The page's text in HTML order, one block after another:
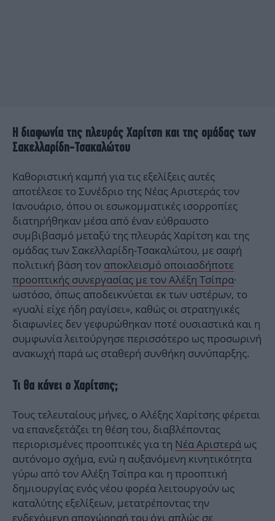
Η διαφωνία της πλευράς Χαρίτση και της ομάδας των
Σακελλαρίδη-Τσακαλώτου
Καθοριστική καμπή για τις εξελίξεις αυτές
αποτέλεσε το Συνέδριο της Νέας Αριστεράς τον
Ιανουάριο, όπου οι εσωκομματικές ισορροπίες
διατηρήθηκαν μέσα από έναν εύθραυστο
συμβιβασμό μεταξύ της πλευράς Χαρίτση και της
ομάδας των Σακελλαρίδη-Τσακαλώτου, με σαφή
πολιτική βάση τον αποκλεισμό οποιασδήποτε
προοπτικής συνεργασίας με τον Αλέξη Τσίπρα·
ωστόσο, όπως αποδεικνύεται εκ των υστέρων, το
«γυαλί είχε ήδη ραγίσει», καθώς οι στρατηγικές
διαφωνίες δεν γεφυρώθηκαν ποτέ ουσιαστικά και η
συμφωνία λειτούργησε περισσότερο ως προσωρινή
ανακωχή παρά ως σταθερή συνθήκη συνύπαρξης.
Τι θα κάνει ο Χαρίτσης;
Τους τελευταίους μήνες, ο Αλέξης Χαρίτσης φέρεται
να επανεξετάζει τη θέση του, διαβλέποντας
περιορισμένες προοπτικές για τη Νέα Αριστερά ως
αυτόνομο σχήμα, ενώ η αυξανόμενη κινητικότητα
γύρω από τον Αλέξη Τσίπρα και η προοπτική
δημιουργίας ενός νέου φορέα λειτουργούν ως
καταλύτης εξελίξεων, μετατρέποντας την
ενδεχόμενη αποχώρησή του όχι απλώς σε